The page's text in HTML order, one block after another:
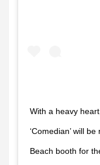
With a heavy
‘Comedian’ will
Beach booth for